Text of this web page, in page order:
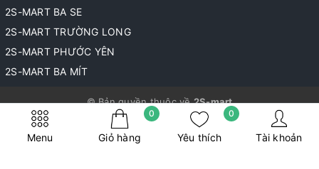
Menu Giỏ hàng
0
Yêu thích
0
Tài khoản
2S-MART BA SE
2S-MART TRƯỜNG LONG
2S-MART PHƯỚC YÊN
2S-MART BA MÍT
© Bản quyền thuộc về2S-mart
Cung cấp bởi
Sapo